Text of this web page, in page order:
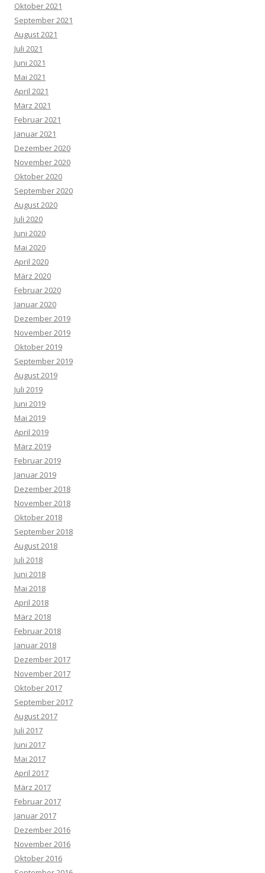
Oktober 2021
September 2021
August 2021
Juli 2021
Juni 2021
Mai 2021
April 2021
März 2021
Februar 2021
Januar 2021
Dezember 2020
November 2020
Oktober 2020
September 2020
August 2020
Juli 2020
Juni 2020
Mai 2020
April 2020
März 2020
Februar 2020
Januar 2020
Dezember 2019
November 2019
Oktober 2019
September 2019
August 2019
Juli 2019
Juni 2019
Mai 2019
April 2019
März 2019
Februar 2019
Januar 2019
Dezember 2018
November 2018
Oktober 2018
September 2018
August 2018
Juli 2018
Juni 2018
Mai 2018
April 2018
März 2018
Februar 2018
Januar 2018
Dezember 2017
November 2017
Oktober 2017
September 2017
August 2017
Juli 2017
Juni 2017
Mai 2017
April 2017
März 2017
Februar 2017
Januar 2017
Dezember 2016
November 2016
Oktober 2016